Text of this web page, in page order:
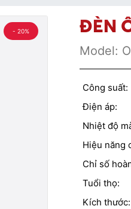
- 20% ĐÈN
Model:
Công suất:
Điện áp:
Nhiệt độ
Hiệu năng
Chỉ số
Tuổi thọ:
Kích thước: